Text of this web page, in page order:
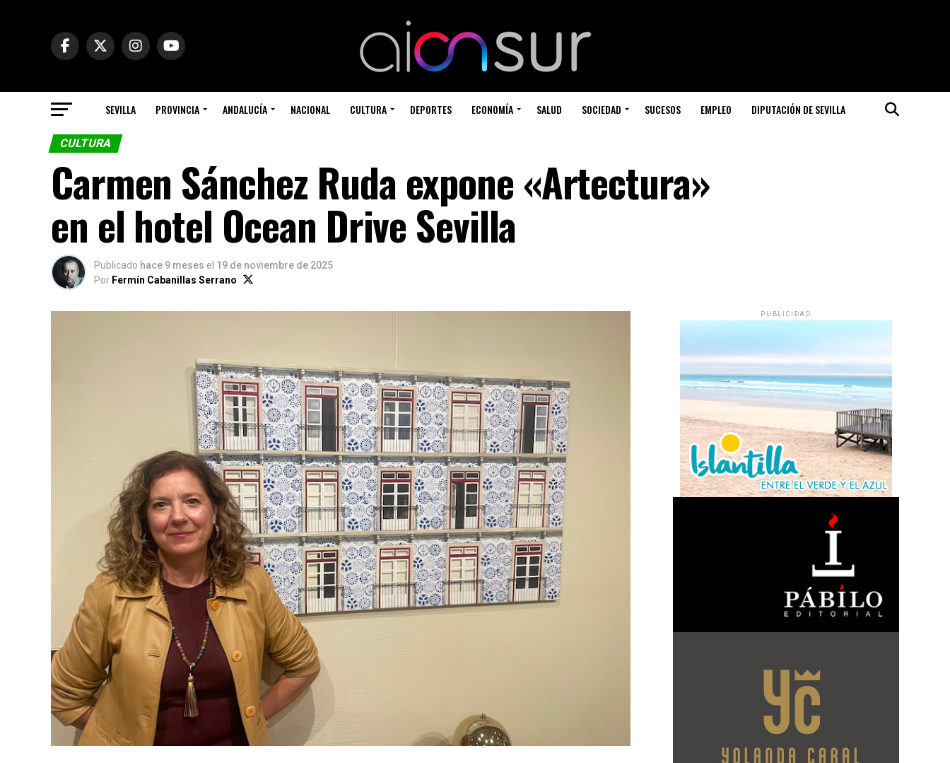
SEVILLA PROVINCIA ANDALUCÍA NACIONAL CULTURA DEPORTES ECONOMÍA SALUD SOCIEDAD SUCESOS EMPLEO DIPUTACIÓN DE SEVILLA
CULTURA
Carmen Sánchez Ruda expone «Artectura»
en el hotel Ocean Drive Sevilla
Publicado hace 9 meses el 19 de noviembre de 2025
Por Fermín Cabanillas Serrano
PUBLICIDAD